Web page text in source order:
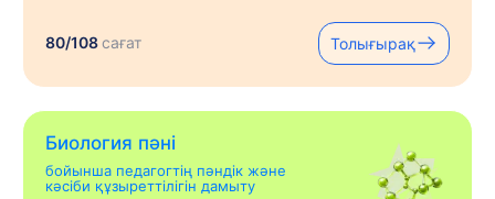
80/108сағат Толығырақ
Биология пәні
бойынша педагогтің пәндік және
кәсіби құзыреттілігін дамыту